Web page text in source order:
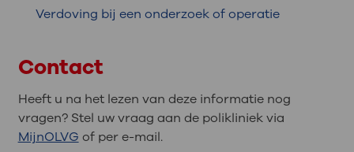
Verdoving bij een onderzoek of operatie
Contact
Heeft u na het lezen van deze informatie nog
vragen? Stel uw vraag aan de polikliniek via
MijnOLVGof per e-mail.